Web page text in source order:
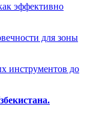
эффективно
для зоны
инструментов до